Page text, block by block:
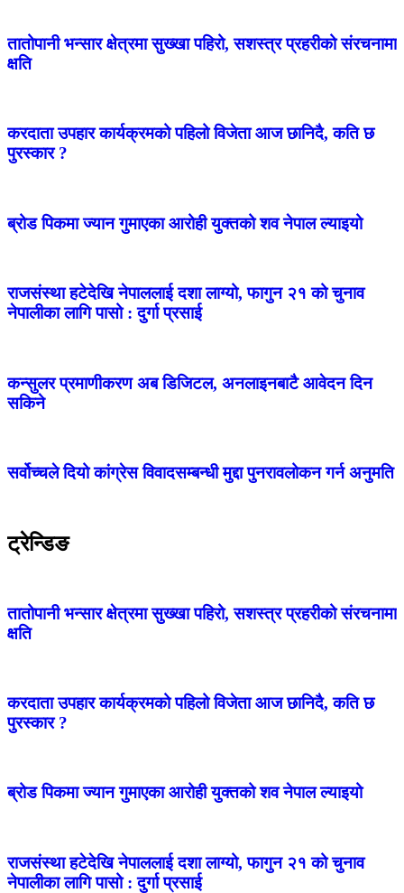
तातोपानी भन्सार क्षेत्रमा सुख्खा पहिरो, सशस्त्र प्रहरीको संरचनामा
क्षति
करदाता उपहार कार्यक्रमको पहिलो विजेता आज छानिदै, कति छ
पुरस्कार ?
ब्रोड पिकमा ज्यान गुमाएका आरोही युक्तको शव नेपाल ल्याइयो
राजसंस्था हटेदेखि नेपाललाई दशा लाग्यो, फागुन २१ को चुनाव
नेपालीका लागि पासो : दुर्गा प्रसाई
कन्सुलर प्रमाणीकरण अब डिजिटल, अनलाइनबाटै आवेदन दिन
सकिने
सर्वोच्चले दियो कांग्रेस विवादसम्बन्धी मुद्दा पुनरावलोकन गर्न अनुमति
ट्रेन्डिङ
तातोपानी भन्सार क्षेत्रमा सुख्खा पहिरो, सशस्त्र प्रहरीको संरचनामा
क्षति
करदाता उपहार कार्यक्रमको पहिलो विजेता आज छानिदै, कति छ
पुरस्कार ?
ब्रोड पिकमा ज्यान गुमाएका आरोही युक्तको शव नेपाल ल्याइयो
राजसंस्था हटेदेखि नेपाललाई दशा लाग्यो, फागुन २१ को चुनाव
नेपालीका लागि पासो : दुर्गा प्रसाई